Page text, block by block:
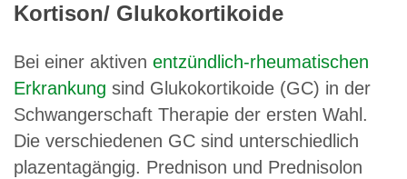
Kortison/ Glukokortikoide
Bei einer aktiven entzündlich-rheumatischen
Erkrankung sind Glukokortikoide (GC) in der
Schwangerschaft Therapie der ersten Wahl.
Die verschiedenen GC sind unterschiedlich
plazentagängig. Prednison und Prednisolon